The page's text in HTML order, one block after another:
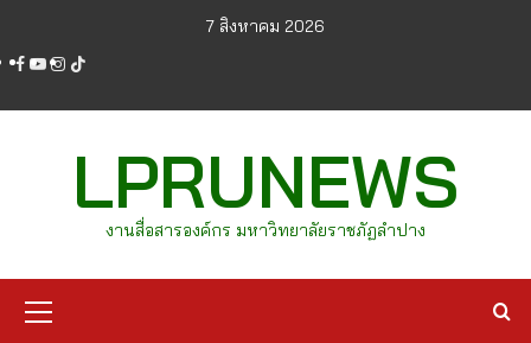
content
7 สิงหาคม 2026
facebook
youtube
instagram
tiktok
LPRUNEWS
งานสื่อสารองค์กร มหาวิทยาลัยราชภัฏลำปาง
Menu